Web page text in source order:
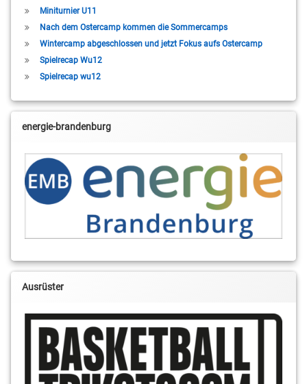
Miniturnier U11
Nach dem Ostercamp kommen die Sommercamps
Wintercamp abgeschlossen und jetzt Fokus aufs Ostercamp
Spielrecap Wu12
Spielrecap wu12
energie-brandenburg
Ausrüster